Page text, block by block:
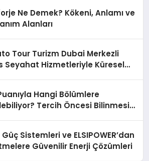
Ne Demek? Kökeni, Anlamı ve
Alanları
Tour Turizm Dubai Merkezli
Seyahat Hizmetleriyle Küresel
Hangi Bölümlere
Tercih Öncesi Bilinmesi
Güç Sistemleri ve ELSIPOWER’dan
Güvenilir Enerji Çözümleri